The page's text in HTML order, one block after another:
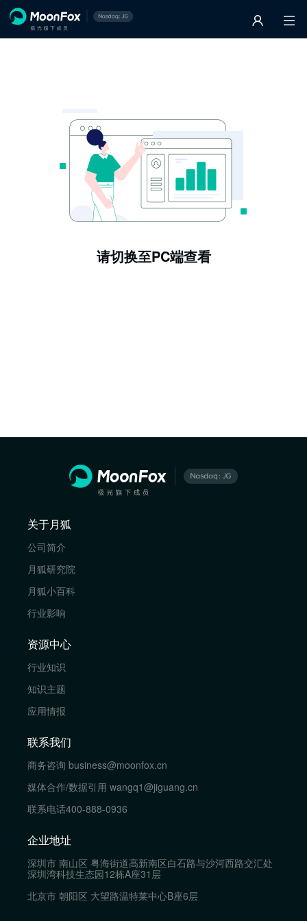
请切换至PC端查看
关于月狐
公司简介
月狐研究院
月狐小百科
行业影响
资源中心
行业知识
知识主题
应用情报
联系我们
商务咨询 business@moonfox.cn
媒体合作/数据引用 wangq1@jiguang.cn
联系电话400-888-0936
企业地址
深圳市 南山区 粤海街道高新南区白石路与沙河西路交汇处
深圳湾科技生态园12栋A座31层
北京市 朝阳区 大望路温特莱中心B座6层